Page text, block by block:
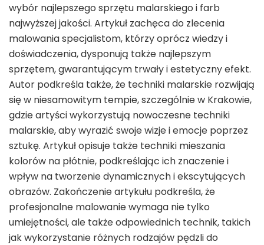
wybór najlepszego sprzętu malarskiego i farb
najwyższej jakości. Artykuł zachęca do zlecenia
malowania specjalistom, którzy oprócz wiedzy i
doświadczenia, dysponują także najlepszym
sprzętem, gwarantującym trwały i estetyczny efekt.
Autor podkreśla także, że techniki malarskie rozwijają
się w niesamowitym tempie, szczególnie w Krakowie,
gdzie artyści wykorzystują nowoczesne techniki
malarskie, aby wyrazić swoje wizje i emocje poprzez
sztukę. Artykuł opisuje także techniki mieszania
kolorów na płótnie, podkreślając ich znaczenie i
wpływ na tworzenie dynamicznych i ekscytujących
obrazów. Zakończenie artykułu podkreśla, że
profesjonalne malowanie wymaga nie tylko
umiejętności, ale także odpowiednich technik, takich
jak wykorzystanie różnych rodzajów pędzli do